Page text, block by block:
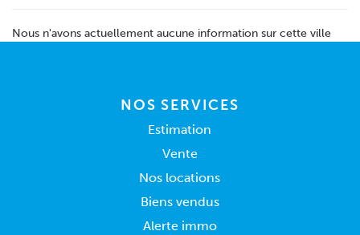
Nous n'avons actuellement aucune information sur cette ville
NOS SERVICES
Estimation
Vente
Nos locations
Biens vendus
Alerte immo